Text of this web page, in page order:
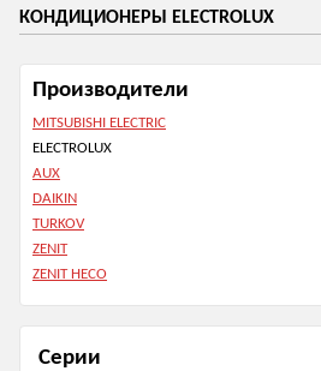
КОНДИЦИОНЕРЫ ELECTROLUX
Производители
MITSUBISHI ELECTRIC
ELECTROLUX
AUX
DAIKIN
TURKOV
ZENIT
ZENIT HECO
Серии